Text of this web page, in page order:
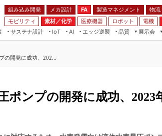
組み込み開発 メカ設計 FA 製造マネジメント 物流
モビリティ 素材／化学 医療機器 ロボット 電機
サステナ設計
IoT
AI
エッジ逆襲 品質
展示会
JIMTOF
IIFES
VR／AR
フィールドサービス
の開発に成功、202...
ポンプの開発に成功、2023